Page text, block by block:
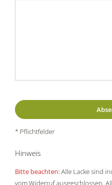
* Pflichtfelder
Hinweis
Bitte beachten:Alle Lacke sind
vom Widerruf ausgeschlossen.